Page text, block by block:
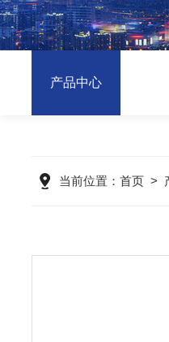
产品中心
当前位置： 首页 >